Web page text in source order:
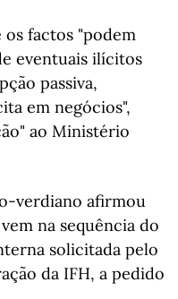
factos "podem
eventuais ilícitos
passiva,
em negócios",
ao Ministério
verdiano afirmou
na sequência do
solicitada pelo
da IFH, a pedido